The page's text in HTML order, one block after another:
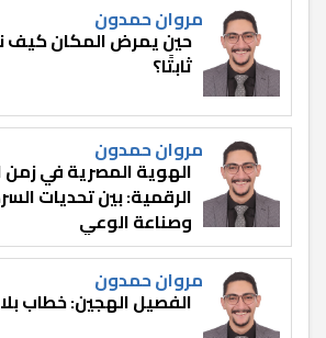
مروان حمدون
حين يمرض المكان كيف
ثابتًا؟
مروان حمدون
الهوية المصرية في زمن
الرقمية: بين تحديات
وصناعة الوعي
مروان حمدون
الفصيل الهجين: خطاب